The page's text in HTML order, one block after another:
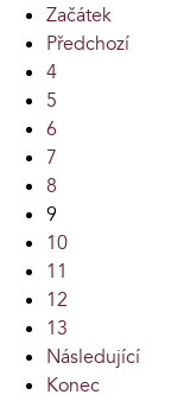
Začátek
Předchozí
4
5
6
7
8
9
10
11
12
13
Následující
Konec